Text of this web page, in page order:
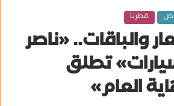
قطرنا
والباقات.. «ناصر
تطلق
العام»